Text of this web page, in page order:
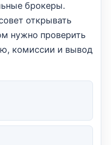
брокеры.
открывать
нужно проверить
комиссии и вывод